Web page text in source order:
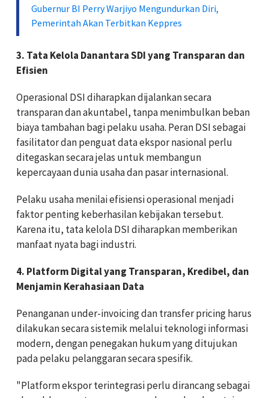
Gubernur BI Perry Warjiyo Mengundurkan Diri,
Pemerintah Akan Terbitkan Keppres
3. Tata Kelola Danantara SDI yang Transparan dan
Efisien
Operasional DSI diharapkan dijalankan secara
transparan dan akuntabel, tanpa menimbulkan beban
biaya tambahan bagi pelaku usaha. Peran DSI sebagai
fasilitator dan penguat data ekspor nasional perlu
ditegaskan secara jelas untuk membangun
kepercayaan dunia usaha dan pasar internasional.
Pelaku usaha menilai efisiensi operasional menjadi
faktor penting keberhasilan kebijakan tersebut.
Karena itu, tata kelola DSI diharapkan memberikan
manfaat nyata bagi industri.
4. Platform Digital yang Transparan, Kredibel, dan
Menjamin Kerahasiaan Data
Penanganan under-invoicing dan transfer pricing harus
dilakukan secara sistemik melalui teknologi informasi
modern, dengan penegakan hukum yang ditujukan
pada pelaku pelanggaran secara spesifik.
"Platform ekspor terintegrasi perlu dirancang sebagai